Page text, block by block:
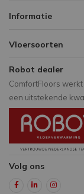
Informatie
Vloersoorten
Robot dealer
ComfortFloors
een uitstekende
Volg ons